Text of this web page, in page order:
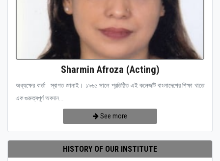
Sharmin Afroza (Acting)
অধ্যক্ষের বার্তা স্বাগত জানাই। ১৯৬৫ সালে প্রতিষ্ঠিত এই কলেজটি বাংলাদেশের শিক্ষা খাতে
এক গুরুত্বপূর্ণ অবদান...
See more
HISTORY OF OUR INSTITUTE